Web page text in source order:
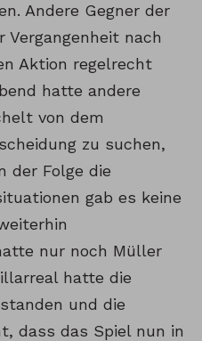
Andere Gegner der
Vergangenheit nach
Aktion regelrecht
hatte andere
von dem
zu suchen,
der Folge die
gab es keine
nur noch Müller
hatte die
und die
dass das Spiel nun in